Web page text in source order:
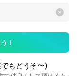
！
もどうぞ〜)